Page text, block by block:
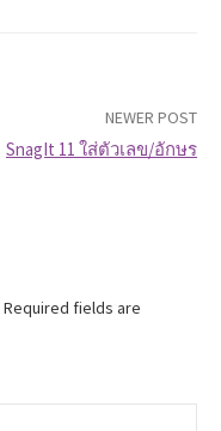
NEWER POST
SnagIt 11 ใส่ตัวเลข/อักษร
Required fields are